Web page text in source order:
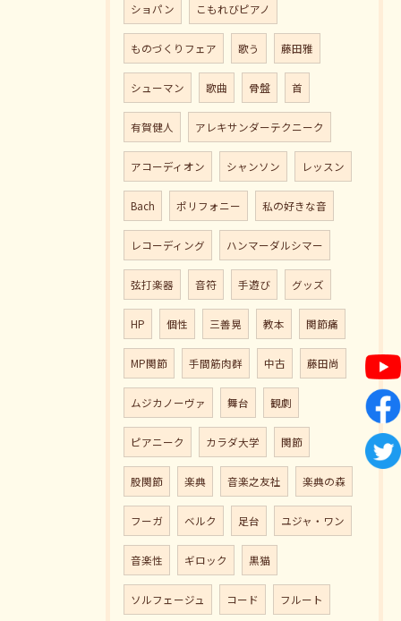
ショパン こもれびピアノ
ものづくりフェア 歌う 藤田雅
シューマン 歌曲 骨盤 首
有賀健人 アレキサンダーテクニーク
アコーディオン シャンソン レッスン
Bach ポリフォニー 私の好きな音
レコーディング ハンマーダルシマー
弦打楽器 音符 手遊び グッズ
HP 個性 三善晃 教本 関節痛
MP関節 手間筋肉群 中古 藤田尚
ムジカノーヴァ 舞台 観劇
ピアニーク カラダ大学 関節
股関節 楽典 音楽之友社 楽典の森
フーガ ベルク 足台 ユジャ・ワン
音楽性 ギロック 黒猫
ソルフェージュ コード フルート